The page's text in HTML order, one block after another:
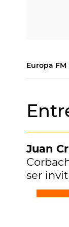
Europa FM
Juan
ser